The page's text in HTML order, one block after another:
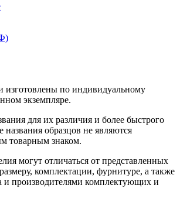
изготовлены по индивидуальному
экземпляре.
для их различия и более быстрого
названия образцов не являются
товарным знаком.
могут отличаться от представленных
комплектации, фурнитуре, а также
и производителями комплектующих и